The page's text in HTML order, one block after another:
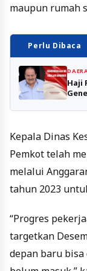
maupun rumah
Perlu Dibaca
Haji
Kepala Dinas
Pemkot telah
melalui
tahun 2023
“Progres
targetkan
depan baru